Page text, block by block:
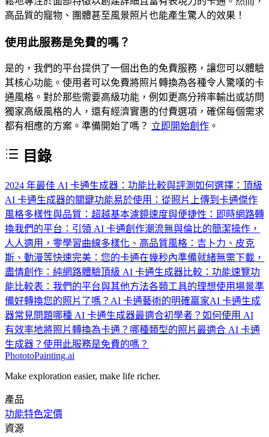
高品質的寵物、團體甚至風景照片也能產生驚人的效果！
使用此服務是免費的嗎？
是的，我們的平台提供了一個出色的免費服務，讓您可以體驗
其核心功能。使用者可以免費將照片轉換為各種令人驚嘆的卡
通風格。對於那些需要高級功能，例如更高分辨率輸出或訪問
獨家高級風格的人，還有經濟實惠的付費選項，確保每個需求
都有相應的方案。準備開始了嗎？ 立即開始創作 。
目錄
2024 年最佳 AI 卡通生成器：功能比較與評測 如何選擇：頂級
AI 卡通生成器的關鍵功能易於使用：從照片上傳到卡通傑作
風格多樣性與品質：超越基本濾鏡速度與便捷性：即時網路轉
換我們的平台：引領 AI 卡通創作潮流無與倫比的簡潔操作，
人人適用，零學習曲線多樣化、高品質風格：吉卜力、皮克
斯、動漫等快速完美：您的卡通在幾秒內準備就緒無需下載，
盡情創作：純網路體驗頂級 AI 卡通生成器比較：功能速覽功
能比較表：我們的平台與其他方法各類工具的理想使用場景準
備好轉換您的照片了嗎？AI 卡通藝術的明確贏家AI 卡通生成
器常見問題哪種 AI 卡通生成器最適合初學者？ 如何使用 AI
有效率地將照片轉換為卡通？ 哪種類型的照片最適合 AI 卡通
生成器？ 使用此服務是免費的嗎？
PhototoPainting.ai
Make exploration easier, make life richer.
產品
功能特色定價
資源